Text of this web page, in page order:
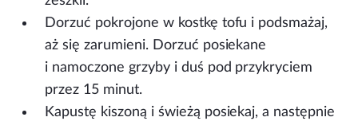
Dorzuć pokrojone w kostkę tofu i podsmażaj,
aż się zarumieni. Dorzuć posiekane
i namoczone grzyby i duś pod przykryciem
przez 15 minut.
Kapustę kiszoną i świeżą posiekaj, a następnie